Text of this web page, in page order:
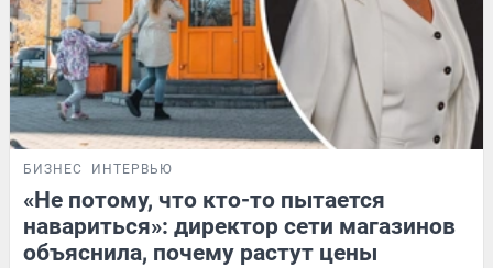
БИЗНЕС ИНТЕРВЬЮ
«Не потому, что кто-то пытается
навариться»: директор сети магазинов
объяснила, почему растут цены